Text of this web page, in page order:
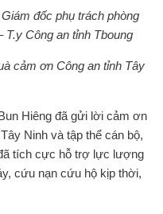
đốc phụ trách phòng
Công an tỉnh Tboung
cảm ơn Công an tỉnh Tây
Hiêng đã gửi lời cảm ơn
Ninh và tập thể cán bộ,
tích cực hỗ trợ lực lượng
cứu nạn cứu hộ kịp thời,